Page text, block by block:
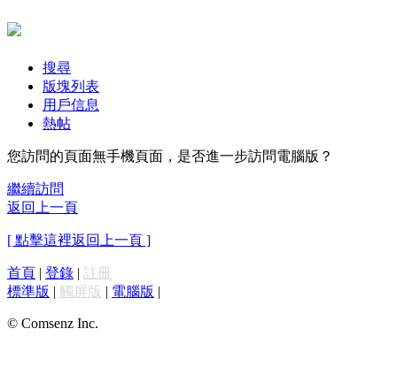
搜尋
版塊列表
用戶信息
熱帖
您訪問的頁面無手機頁面，是否進一步訪問電腦版？
繼續訪問
返回上一頁
[ 點擊這裡返回上一頁 ]
首頁 | 登錄 | 註冊
標準版 | 觸屏版 | 電腦版 |
© Comsenz Inc.